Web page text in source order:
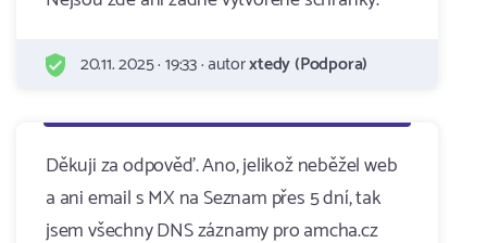
20.11. 2025 · 19:33 · autorxtedy (Podpora)
Děkuji za odpověď. Ano, jelikož neběžel web
a ani email s MX na Seznam přes 5 dní, tak
jsem všechny DNS záznamy pro amcha.cz